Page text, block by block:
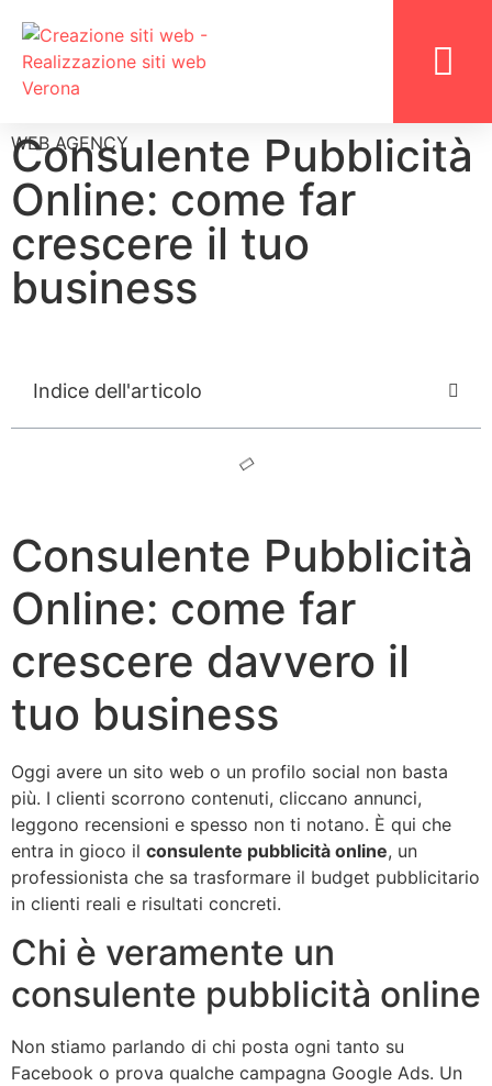
Consulente Pubblicità
Online: come far
crescere il tuo
business
WEB AGENCY
Indice dell'articolo
Consulente Pubblicità
Online: come far
crescere davvero il
tuo business
Oggi avere un sito web o un profilo social non basta
più. I clienti scorrono contenuti, cliccano annunci,
leggono recensioni e spesso non ti notano. È qui che
entra in gioco il consulente pubblicità online, un
professionista che sa trasformare il budget pubblicitario
in clienti reali e risultati concreti.
Chi è veramente un
consulente pubblicità online
Non stiamo parlando di chi posta ogni tanto su
Facebook o prova qualche campagna Google Ads. Un